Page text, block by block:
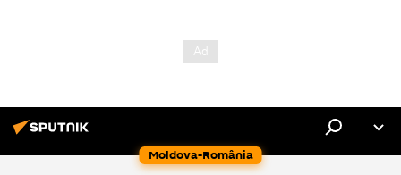
Moldova-România